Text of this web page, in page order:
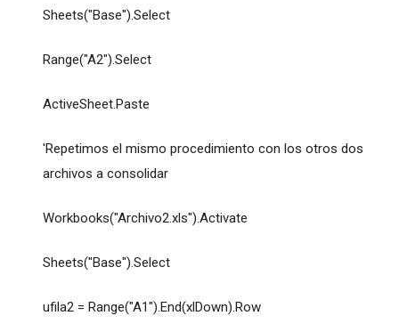
Sheets("Base").Select
Range("A2").Select
ActiveSheet.Paste
'Repetimos el mismo procedimiento con los otros dos
archivos a consolidar
Workbooks("Archivo2.xls").Activate
Sheets("Base").Select
ufila2 = Range("A1").End(xlDown).Row